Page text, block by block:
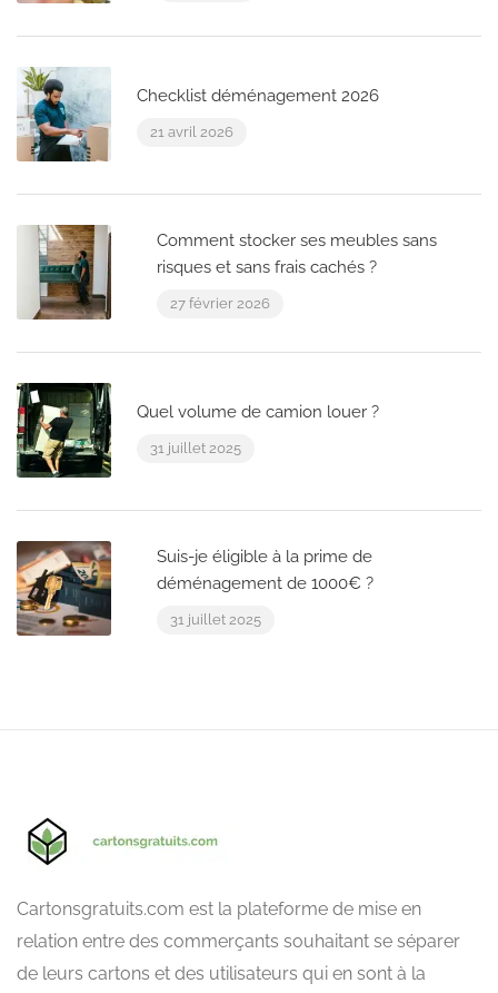
Checklist déménagement 2026
21 avril 2026
Comment stocker ses meubles sans
risques et sans frais cachés ?
27 février 2026
Quel volume de camion louer ?
31 juillet 2025
Suis-je éligible à la prime de
déménagement de 1000€ ?
31 juillet 2025
Cartonsgratuits.com est la plateforme de mise en
relation entre des commerçants souhaitant se séparer
de leurs cartons et des utilisateurs qui en sont à la